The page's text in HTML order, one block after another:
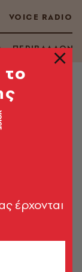
VOICE RADIO
ΠΕΡΙΒΑΛΛΟΝ
ποτά
είναι
το
έρχονται